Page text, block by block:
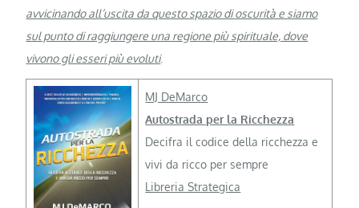
avvicinando all’uscita da questo spazio di oscurità e siamo
sul punto di raggiungere una regione più spirituale, dove
vivono gli esseri più evoluti.
MJ DeMarco
Autostrada per la Ricchezza
Decifra il codice della ricchezza e
vivi da ricco per sempre
Libreria Strategica